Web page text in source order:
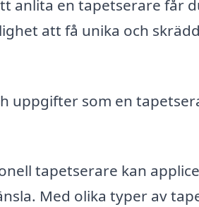
anlita en tapetserare får
att få unika och
uppgifter som en
tapetserare kan
Med olika typer av